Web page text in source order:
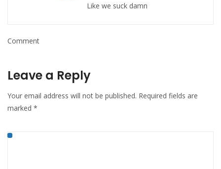
Like we suck damn
Comment
Leave a Reply
Your email address will not be published. Required fields are
marked *